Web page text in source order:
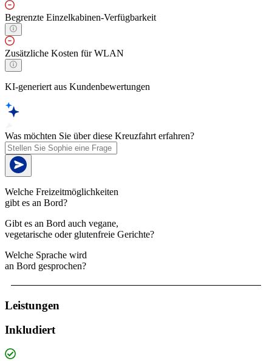
Begrenzte Einzelkabinen-Verfügbarkeit
Zusätzliche Kosten für WLAN
KI-generiert aus Kundenbewertungen
Was möchten Sie über diese Kreuzfahrt erfahren?
Welche Freizeitmöglichkeiten
gibt es an Bord?
Gibt es an Bord auch vegane,
vegetarische oder glutenfreie Gerichte?
Welche Sprache wird
an Bord gesprochen?
Leistungen
Inkludiert